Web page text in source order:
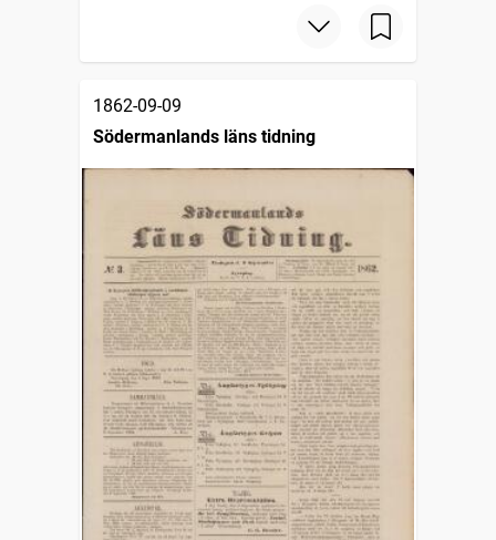
1862-09-09
Södermanlands läns tidning